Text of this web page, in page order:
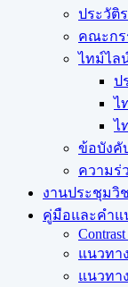
ประวัติ
คณะกร
ไทม์ไล
ป
ไ
ไ
ข้อบังคั
ความร่
งานประชุมวิ
คู่มือและคำแ
Contrast
แนวทา
แนวทา